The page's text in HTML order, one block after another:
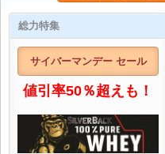
総力特集
サイバーマンデー セール
値引率50％超えも！